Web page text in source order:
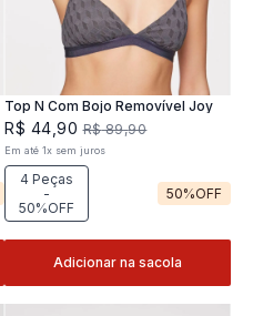
Top N Com Bojo Removível Joy
R$ 44,90 R$ 89,90
Em até 1x sem juros
4 Peças
-
50%OFF
50%OFF
Adicionar na sacola